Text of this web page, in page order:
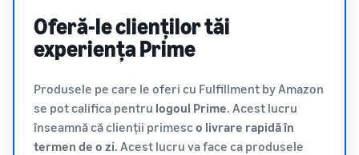
Oferă-le clienților tăi
experiența Prime
Produsele pe care le oferi cu Fulfillment by Amazon
se pot califica pentru logoul Prime. Acest lucru
înseamnă că clienții primesco livrare rapidă în
termen de o zi. Acest lucru va face ca produsele